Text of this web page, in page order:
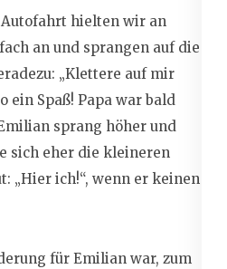
hielten wir an
an und sprangen auf die
„Klettere auf mir
ein Spaß! Papa war bald
sprang höher und
sich eher die kleineren
„Hier ich!“, wenn er keinen
für Emilian war, zum